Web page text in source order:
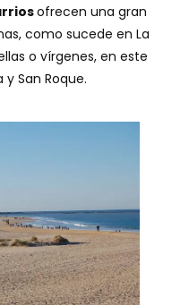
ofrecen una gran
como sucede en La
o vírgenes, en este
San Roque.